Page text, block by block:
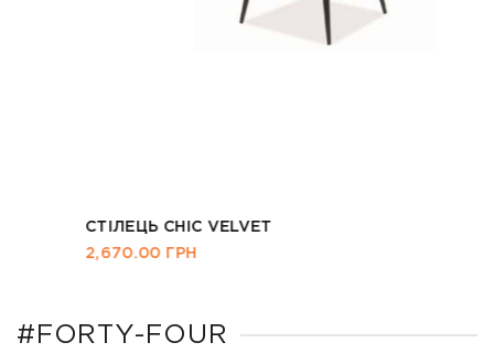
СТІЛЕЦЬ СHIC VELVET
2,670.00ГРН
#FORTY-FOUR